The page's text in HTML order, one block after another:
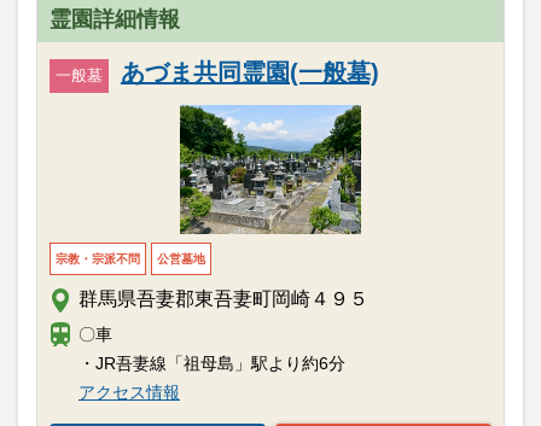
霊園詳細情報
一般墓 あづま共同霊園(一般墓)
宗教・宗派不問 公営墓地
群馬県吾妻郡東吾妻町岡崎４９５
〇車
・JR吾妻線「祖母島」駅より約6分
アクセス情報